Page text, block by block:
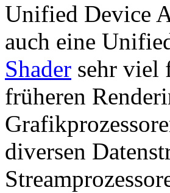
Unified Device
auch eine
Shader sehr viel
früheren
diversen